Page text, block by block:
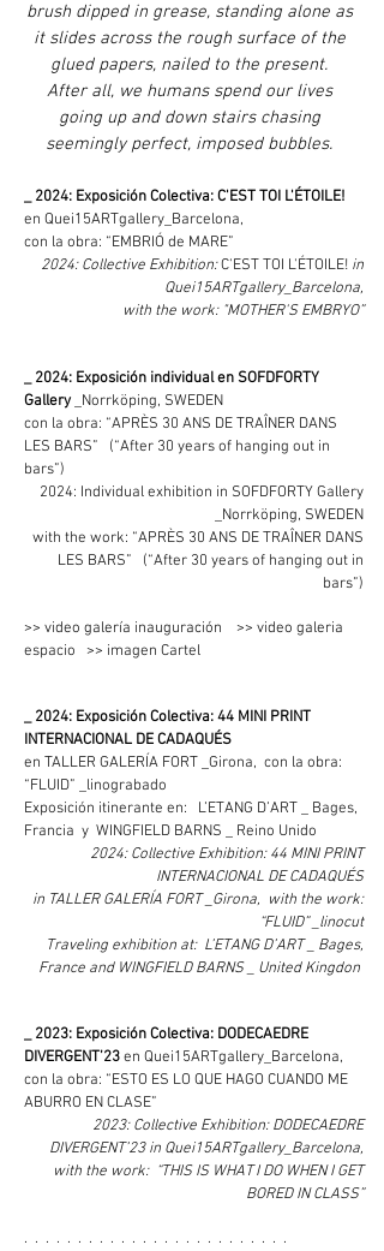
brush dipped in grease, standing alone as
it slides across the rough surface of the
glued papers, nailed to the present.
After all, we humans spend our lives
going up and down stairs chasing
seemingly perfect, imposed bubbles.
_ 2024: Exposición Colectiva: C'EST TOI L'ÉTOILE!
en Quei15ARTgallery_Barcelona,
con la obra: “EMBRIÓ de MARE”
2024: Collective Exhibition:C'EST TOI L'ÉTOILE! in
Quei15ARTgallery_Barcelona,
with the work: "MOTHER'S EMBRYO”
_ 2024: Exposición individual en SOFDFORTY
Gallery _Norrköping, SWEDEN
con la obra: “APRÈS 30 ANS DE TRAÎNER DANS
LES BARS” (“After 30 years of hanging out in
bars”)
2024: Individual exhibition in SOFDFORTY Gallery
_Norrköping, SWEDEN
with the work: “APRÈS 30 ANS DE TRAÎNER DANS
LES BARS” (“After 30 years of hanging out in
bars”)
>> video galería inauguración >> video galeria
espacio >> imagen Cartel
_ 2024: Exposición Colectiva: 44 MINI PRINT
INTERNACIONAL DE CADAQUÉS
en TALLER GALERÍA FORT _Girona, con la obra:
“FLUID” _linograbado
Exposición itinerante en: L’ETANG D’ART _ Bages,
Francia y WINGFIELD BARNS _ Reino Unido
2024: Collective Exhibition: 44 MINI PRINT
INTERNACIONAL DE CADAQUÉS
in TALLER GALERÍA FORT _Girona, with the work:
“FLUID” _linocut
Traveling exhibition at: L’ETANG D’ART _ Bages,
France and WINGFIELD BARNS _ United Kingdon
_ 2023: Exposición Colectiva: DODECAEDRE
DIVERGENT’23en Quei15ARTgallery_Barcelona,
con la obra: “ESTO ES LO QUE HAGO CUANDO ME
ABURRO EN CLASE”
2023: Collective Exhibition: DODECAEDRE
DIVERGENT’23 in Quei15ARTgallery_Barcelona,
with the work: “THIS IS WHAT I DO WHEN I GET
BORED IN CLASS”
. . . . . . . . . . . . . . . . . . . . . . . . .